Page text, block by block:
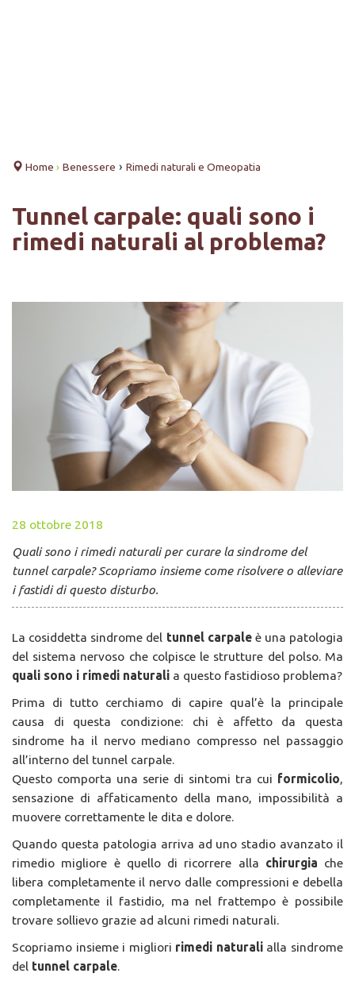
Home › Benessere › Rimedi naturali e Omeopatia
Tunnel carpale: quali sono i
rimedi naturali al problema?
28 ottobre 2018
Quali sono i rimedi naturali per curare la sindrome del
tunnel carpale? Scopriamo insieme come risolvere o alleviare
i fastidi di questo disturbo.
La cosiddetta sindrome del tunnel carpaleè una patologia
del sistema nervoso che colpisce le strutture del polso. Ma
quali sono i rimedi naturali a questo fastidioso problema?
Prima di tutto cerchiamo di capire qual’è la principale
causa di questa condizione: chi è affetto da questa
sindrome ha il nervo mediano compresso nel passaggio
all’interno del tunnel carpale.
Questo comporta una serie di sintomi tra cui formicolio,
sensazione di affaticamento della mano, impossibilità a
muovere correttamente le dita e dolore.
Quando questa patologia arriva ad uno stadio avanzato il
rimedio migliore è quello di ricorrere alla chirurgia che
libera completamente il nervo dalle compressioni e debella
completamente il fastidio, ma nel frattempo è possibile
trovare sollievo grazie ad alcuni rimedi naturali.
Scopriamo insieme i migliori rimedi naturalialla sindrome
del tunnel carpale.